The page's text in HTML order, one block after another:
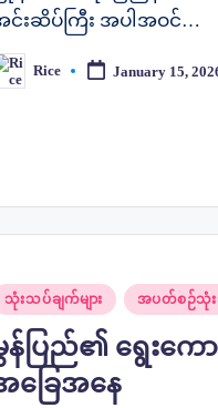
င်းဆိပ်ကြီး အပါအဝင်…
Rice January 15,
သုံးသပ်ချက်များ အပတ်စဉ်သုံး
န်ပြည်၏ ရွေးကေ
ခြေအနေ